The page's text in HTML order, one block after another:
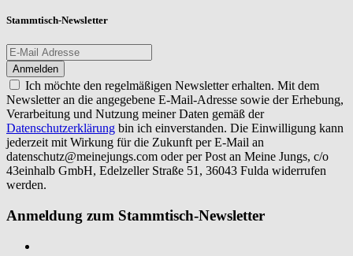
Stammtisch-Newsletter
Ich möchte den regelmäßigen Newsletter erhalten. Mit dem
Newsletter an die angegebene E-Mail-Adresse sowie der Erhebung,
Verarbeitung und Nutzung meiner Daten gemäß der
Datenschutzerklärung bin ich einverstanden. Die Einwilligung kann
jederzeit mit Wirkung für die Zukunft per E-Mail an
datenschutz@meinejungs.com oder per Post an Meine Jungs, c/o
43einhalb GmbH, Edelzeller Straße 51, 36043 Fulda widerrufen
werden.
Anmeldung zum Stammtisch-Newsletter